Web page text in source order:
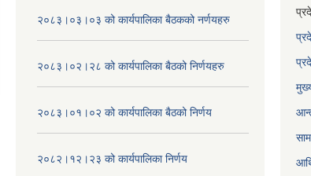
२०८३।०३।०३ को कार्यपालिका बैठकको नर्णयहरु
२०८३।०२।२८ को कार्यपालिका बैठको निर्णयहरु
२०८३।०१।०२ को कार्यपालिका बैठको निर्णय
२०८२।१२।२३ को कार्यपालिका निर्णय